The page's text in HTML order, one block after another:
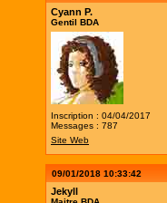
Cyann P.
Gentil BDA
Inscription : 04/04/2017
Messages : 787
Site Web
09/01/2018 10:33:42
Jekyll